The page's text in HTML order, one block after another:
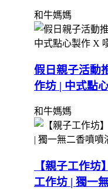
和牛媽媽
假日親子活動
作坊 | 中式點
和牛媽媽
【親子工作
工作坊 | 獨一